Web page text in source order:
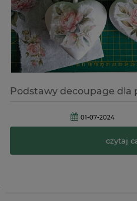
Podstawy decoupage dla
01-07-2024
czytaj